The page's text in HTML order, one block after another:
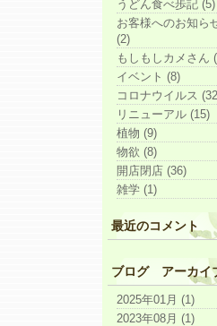
うどん食べ歩記 (5)
お客様へのお知ら
(2)
もしもしカメさん
イベント (8)
コロナウイルス
リニューアル (15)
植物 (9)
物欲 (8)
開店閉店 (36)
雑学 (1)
最近のコメント
ブログ アーカイ
2025年01月 (1)
2023年08月 (1)